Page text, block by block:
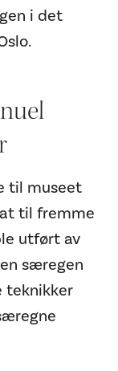
i det
til museet
til fremme
utført av
særegen
teknikker